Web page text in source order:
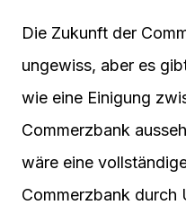
Die Zukunft der
ungewiss, aber es
wie eine Einigung
Commerzbank
wäre eine
Commerzbank durch